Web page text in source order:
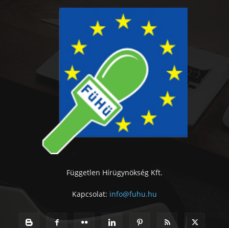
Független Hírügynökség Kft.
Kapcsolat: info@fuhu.hu